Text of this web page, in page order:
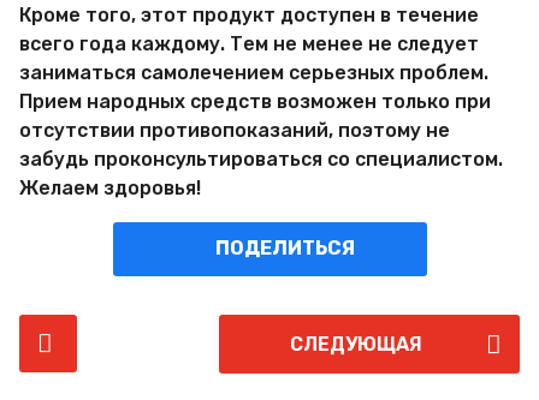
Кроме того, этот продукт доступен в течение
всего года каждому. Тем не менее не следует
заниматься самолечением серьезных проблем.
Прием народных средств возможен только при
отсутствии противопоказаний, поэтому не
забудь проконсультироваться со специалистом.
Желаем здоровья!
ПОДЕЛИТЬСЯ
o
СЛЕДУЮЩАЯ